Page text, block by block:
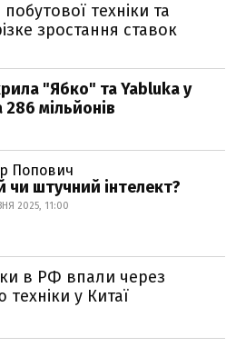
техніки та
зростання ставок
"Ябко" та Yabluka у
286 мільйонів
Попович
чи штучний інтелект?
2025, 11:00
в РФ впали через
у Китаї